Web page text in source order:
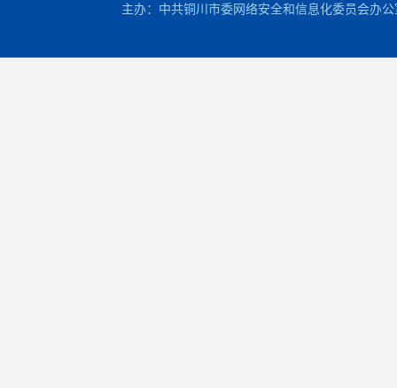
主办：中共铜川市委网络安全和信息化委员会办